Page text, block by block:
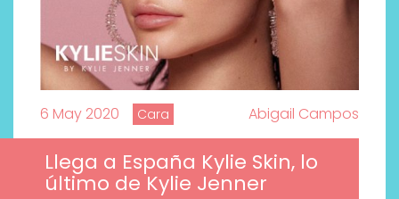
6 May 2020 Cara Abigail Campos
Llega a España Kylie Skin, lo
último de Kylie Jenner